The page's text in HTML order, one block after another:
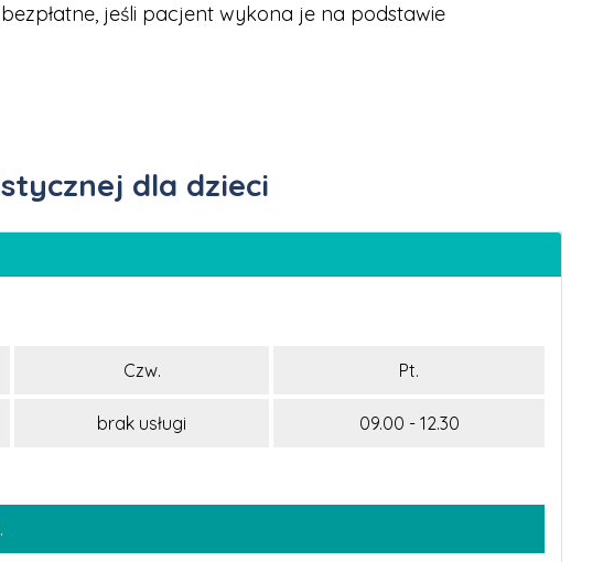
jeśli pacjent wykona je na podstawie
dla dzieci
Czw. Pt.
brak usługi 09.00 - 12.30